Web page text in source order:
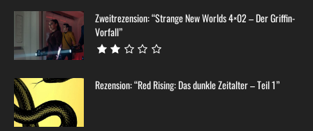
Zweitrezension: “Strange New Worlds 4×02 – Der Griffin-
Vorfall”
Rezension: “Red Rising: Das dunkle Zeitalter – Teil 1”